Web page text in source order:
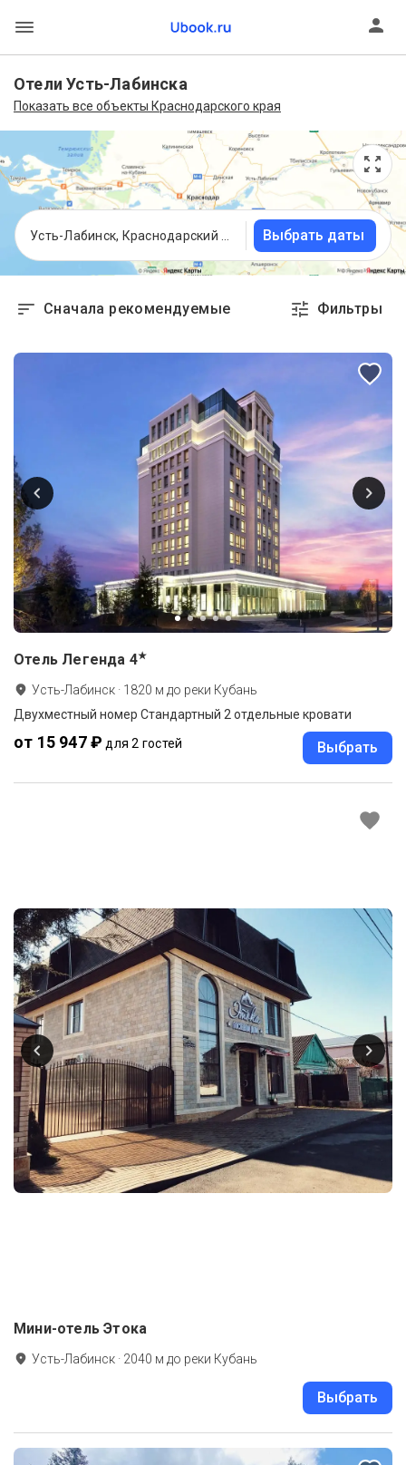
Отели Усть-Лабинска
Показать все объекты Краснодарского края
Выбрать даты
Сначала рекомендуемые Фильтры
Отель Легенда 4★
Усть-Лабинск · 1820 м до реки Кубань
Двухместный номер Стандартный 2 отдельные кровати
от 15 947 ₽ для 2 гостей Выбрать
Мини-отель Этока
Усть-Лабинск · 2040 м до реки Кубань
Выбрать